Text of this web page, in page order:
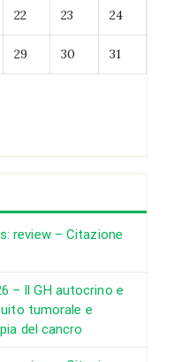
22 23 24
29 30 31
review – Citazione
– Il GH autocrino e
tumorale e
del cancro